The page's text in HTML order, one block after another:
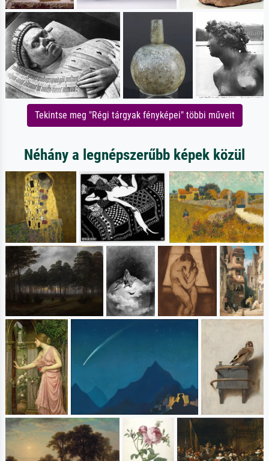
Tekintse meg "Régi tárgyak fényképei" többi műveit
Néhány a legnépszerűbb képek közül